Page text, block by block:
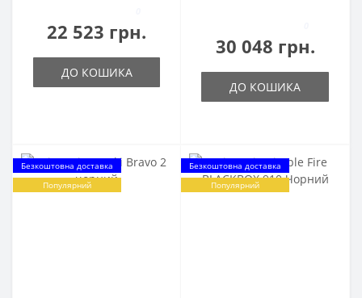
22 523 грн.
ДО КОШИКА
30 048 грн.
ДО КОШИКА
Безкоштовна доставка
Популярний
Безкоштовна доставка
Популярний